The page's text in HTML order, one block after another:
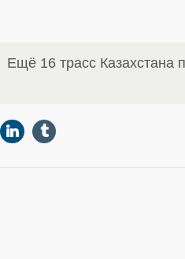
Ещё 16 трасс Казахстана